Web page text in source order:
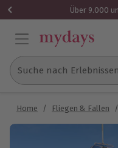
Über 9.000
Suche nach
Home / Fliegen & Fallen /